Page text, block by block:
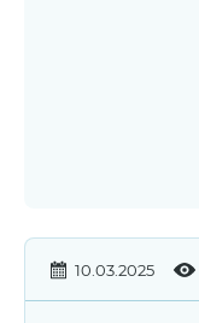
10.03.2025